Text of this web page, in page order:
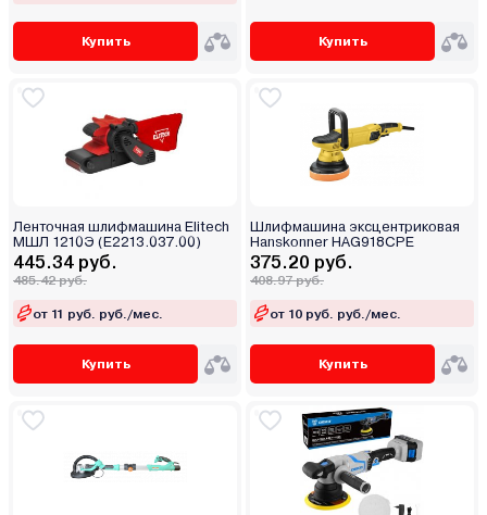
Купить Купить
Ленточная шлифмашина Elitech
МШЛ 1210Э (E2213.037.00)
445.34 руб.
485.42 руб.
от 11 руб. руб./мес.
Купить
Шлифмашина эксцентриковая
Hanskonner HAG918CPE
375.20 руб.
408.97 руб.
от 10 руб. руб./мес.
Купить